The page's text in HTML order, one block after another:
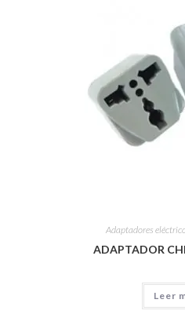
Adaptadores
ADAPTADOR
Leer